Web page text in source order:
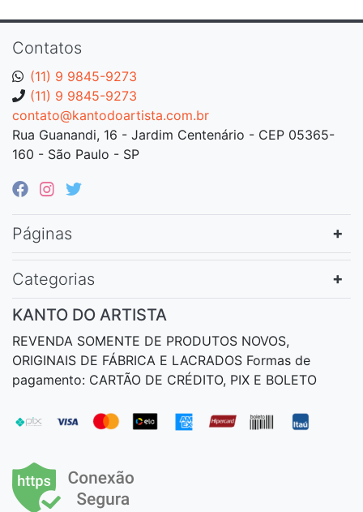
Contatos
(11) 9 9845-9273
(11) 9 9845-9273
contato@kantodoartista.com.br
Rua Guanandi, 16 - Jardim Centenário - CEP 05365-
160 - São Paulo - SP
Páginas
Categorias
KANTO DO ARTISTA
REVENDA SOMENTE DE PRODUTOS NOVOS,
ORIGINAIS DE FÁBRICA E LACRADOS Formas de
pagamento: CARTÃO DE CRÉDITO, PIX E BOLETO